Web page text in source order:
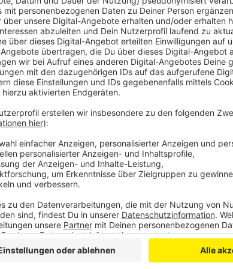
Anzeige
Oberbergs Vertrauens-Apotheker
unser Gesundheits-System, sollte der
Sie haben jemanden, der vorne
weil er auf den Apotheker wartet, der
Leute, die sich auskennen und dafür
entscheiden. Und das kann und will
Laut der Pläne müssten Apotheker nur
Pharmazeutisch-Technisch-
digital von ihnen helfen lassen.
über die Reform entscheiden – der